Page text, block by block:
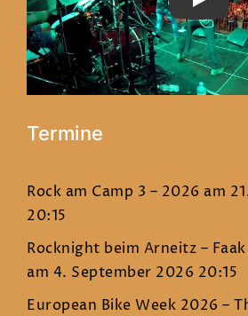
PLAY
Termine
Rock am Camp 3 – 2026 am
20:15
Rocknight beim Arneitz – Faak
am 4. September 2026 20:15
European Bike Week 2026 –